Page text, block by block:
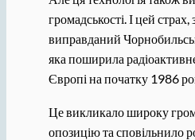
громадськості. І цей страх,
виправданий
яка поширила
Європі на початку 1986
Це викликало широку
опозицію та сповільнило